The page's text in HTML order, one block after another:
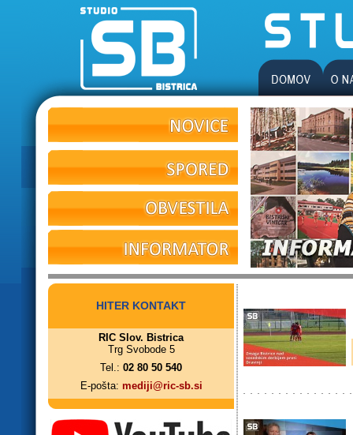
HITER KONTAKT
RIC Slov. Bistrica
Trg Svobode 5
Tel.: 02 80 50 540
E-pošta: mediji@ric-sb.si